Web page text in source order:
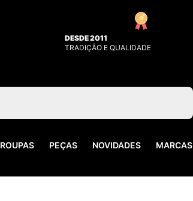
DESDE 2011
TRADIÇÃO E QUALIDADE
ROUPAS PEÇAS NOVIDADES MARCAS